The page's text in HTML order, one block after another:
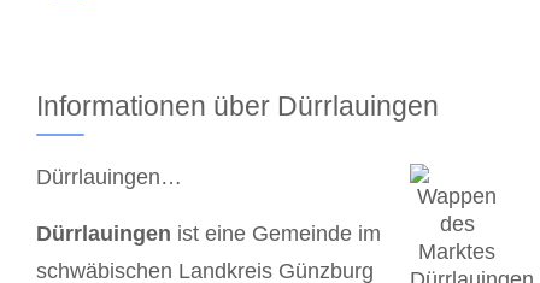
Informationen über Dürrlauingen
Dürrlauingen…
Dürrlauingen ist eine Gemeinde im
schwäbischen Landkreis Günzburg